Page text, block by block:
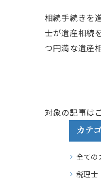
相続手続きを
士が遺産相続
つ円満な遺産
対象の記事は
カテ
全ての
税理士